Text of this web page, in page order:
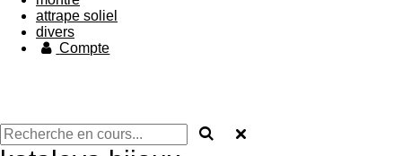
attrape soliel
divers
Compte